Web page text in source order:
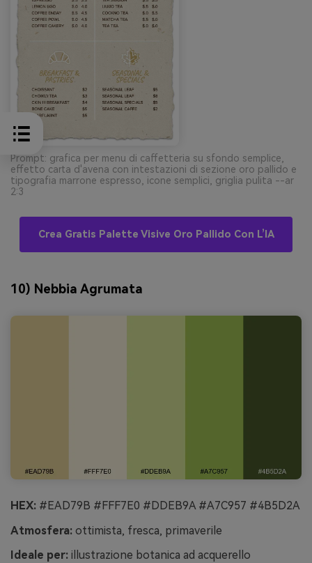
Prompt: grafica per menu di caffetteria su sfondo semplice,
effetto carta d'avena con intestazioni di sezione oro pallido e
tipografia marrone espresso, icone semplici, griglia pulita --ar
2:3
Crea Gratis Palette Visive Oro Pallido Con L’IA
10) Nebbia Agrumata
HEX: #EAD79B #FFF7E0 #DDEB9A #A7C957 #4B5D2A
Atmosfera: ottimista, fresca, primaverile
Ideale per: illustrazione botanica ad acquerello